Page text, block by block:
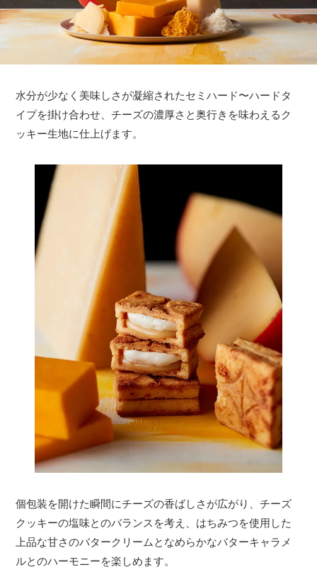
水分が少なく美味しさが凝縮されたセミハード〜ハードタ
イプを掛け合わせ、チーズの濃厚さと奥行きを味わえるク
ッキー生地に仕上げます。
個包装を開けた瞬間にチーズの香ばしさが広がり、チーズ
クッキーの塩味とのバランスを考え、はちみつを使用した
上品な甘さのバタークリームとなめらかなバターキャラメ
ルとのハーモニーを楽しめます。